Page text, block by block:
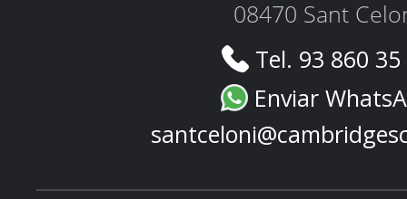
08470 Sant
Tel. 93 860
Enviar